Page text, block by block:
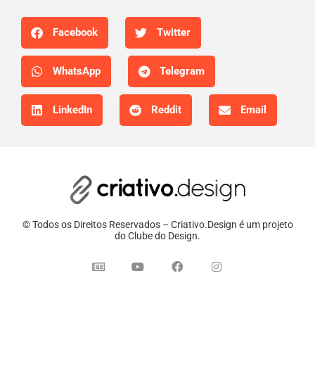
Facebook Twitter
WhatsApp Telegram
LinkedIn Reddit Email
© Todos os Direitos Reservados – Criativo.Design é um projeto
do Clube do Design.